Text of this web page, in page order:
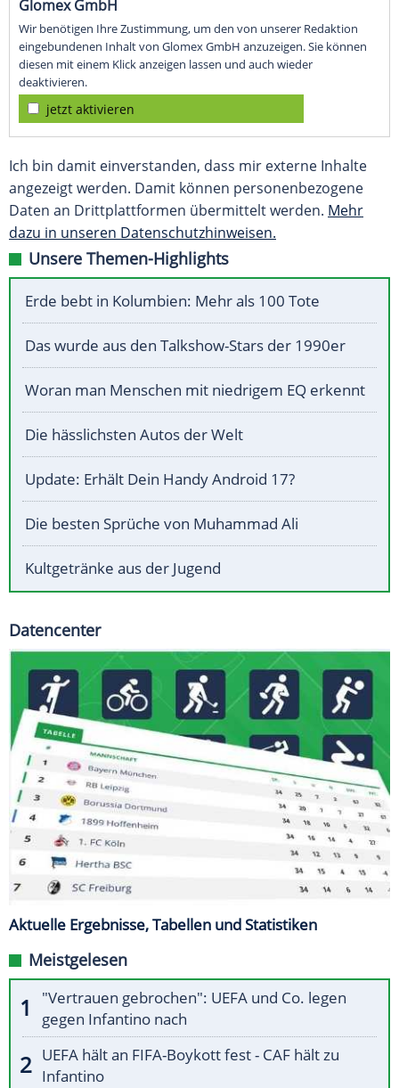
Glomex GmbH
Wir benötigen Ihre Zustimmung, um den von unserer Redaktion
eingebundenen Inhalt von Glomex GmbH anzuzeigen. Sie können
diesen mit einem Klick anzeigen lassen und auch wieder
deaktivieren.
jetzt aktivieren
Ich bin damit einverstanden, dass mir externe Inhalte
angezeigt werden. Damit können personenbezogene
Daten an Drittplattformen übermittelt werden. Mehr
dazu in unseren Datenschutzhinweisen.
Unsere Themen-Highlights
Erde bebt in Kolumbien: Mehr als 100 Tote
Das wurde aus den Talkshow-Stars der 1990er
Woran man Menschen mit niedrigem EQ erkennt
Die hässlichsten Autos der Welt
Update: Erhält Dein Handy Android 17?
Die besten Sprüche von Muhammad Ali
Kultgetränke aus der Jugend
Datencenter
Aktuelle Ergebnisse, Tabellen und Statistiken
Meistgelesen
"Vertrauen gebrochen": UEFA und Co. legen
gegen Infantino nach
UEFA hält an FIFA-Boykott fest - CAF hält zu
Infantino